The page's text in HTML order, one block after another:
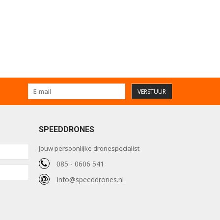
VERSTUUR
SPEEDDRONES
Jouw persoonlijke dronespecialist
085 - 0606 541
Info@speeddrones.nl